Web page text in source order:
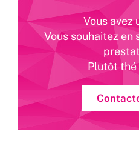
Vous avez
Vous souhaitez en
Plutôt thé